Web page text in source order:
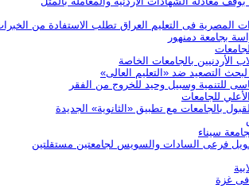
المصرية فى التعليم العراق تطلب الاستفادة من
بجامعة دمنهور
الأردنيين بالجامعات الخاصة
التصعيد ضد «التعليم العالى»
للتنمية وسبيل وحيد للخروج من الفقر
للجامعات
بالجامعات مع تطبيق «الثانوية» الجديدة
سيناء
فرعى السادات والسويس لجامعتين مستقلتين
فى غزة